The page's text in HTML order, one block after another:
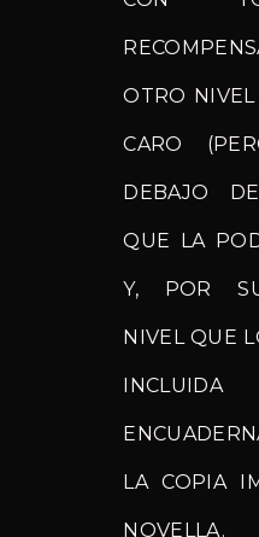
OTRO
CARO
DEBAJO
QUE LA
Y, POR
NIVEL QUE
LA COPIA
NOVELLA.